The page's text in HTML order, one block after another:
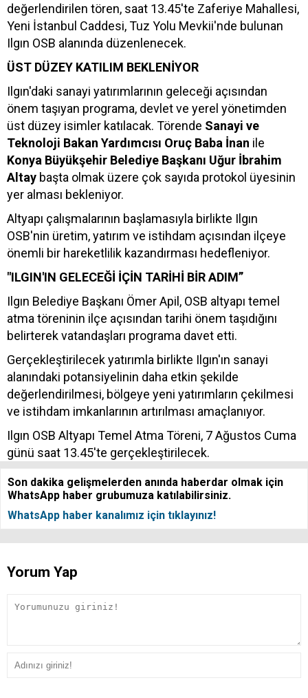
değerlendirilen tören, saat 13.45'te Zaferiye Mahallesi,
Yeni İstanbul Caddesi, Tuz Yolu Mevkii'nde bulunan
Ilgın OSB alanında düzenlenecek.
ÜST DÜZEY KATILIM BEKLENİYOR
Ilgın'daki sanayi yatırımlarının geleceği açısından
önem taşıyan programa, devlet ve yerel yönetimden
üst düzey isimler katılacak. Törende Sanayi ve
Teknoloji Bakan Yardımcısı Oruç Baba İnan ile
Konya Büyükşehir Belediye Başkanı Uğur İbrahim
Altay başta olmak üzere çok sayıda protokol üyesinin
yer alması bekleniyor.
Altyapı çalışmalarının başlamasıyla birlikte Ilgın
OSB'nin üretim, yatırım ve istihdam açısından ilçeye
önemli bir hareketlilik kazandırması hedefleniyor.
"ILGIN'IN GELECEĞİ İÇİN TARİHİ BİR ADIM”
Ilgın Belediye Başkanı Ömer Apil, OSB altyapı temel
atma töreninin ilçe açısından tarihi önem taşıdığını
belirterek vatandaşları programa davet etti.
Gerçekleştirilecek yatırımla birlikte Ilgın'ın sanayi
alanındaki potansiyelinin daha etkin şekilde
değerlendirilmesi, bölgeye yeni yatırımların çekilmesi
ve istihdam imkanlarının artırılması amaçlanıyor.
Ilgın OSB Altyapı Temel Atma Töreni, 7 Ağustos Cuma
günü saat 13.45'te gerçekleştirilecek.
Son dakika gelişmelerden anında haberdar olmak için
WhatsApp haber grubumuza katılabilirsiniz.
WhatsApp haber kanalımız için tıklayınız!
Yorum Yap